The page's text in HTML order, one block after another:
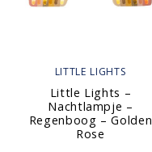
LITTLE LIGHTS
Little Lights –
Nachtlampje –
Regenboog – Golden
Rose